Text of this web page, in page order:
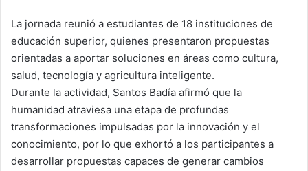
La jornada reunió a estudiantes de 18 instituciones de
educación superior, quienes presentaron propuestas
orientadas a aportar soluciones en áreas como cultura,
salud, tecnología y agricultura inteligente.
Durante la actividad, Santos Badía afirmó que la
humanidad atraviesa una etapa de profundas
transformaciones impulsadas por la innovación y el
conocimiento, por lo que exhortó a los participantes a
desarrollar propuestas capaces de generar cambios